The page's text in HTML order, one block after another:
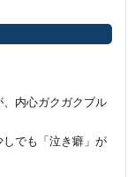
内心ガクガクブル
でも「泣き癖」が